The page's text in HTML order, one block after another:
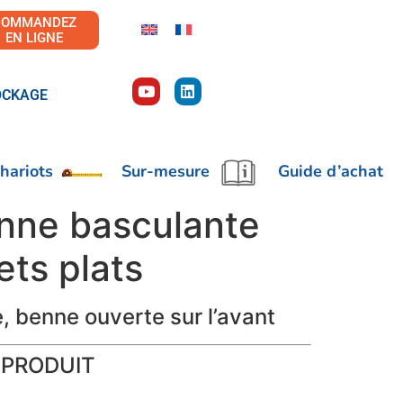
EN LIGNE
Sur-mesure Guide d’achat
basculante
plats
benne ouverte sur l’avant